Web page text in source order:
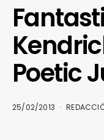
Poetic
25/02/2013